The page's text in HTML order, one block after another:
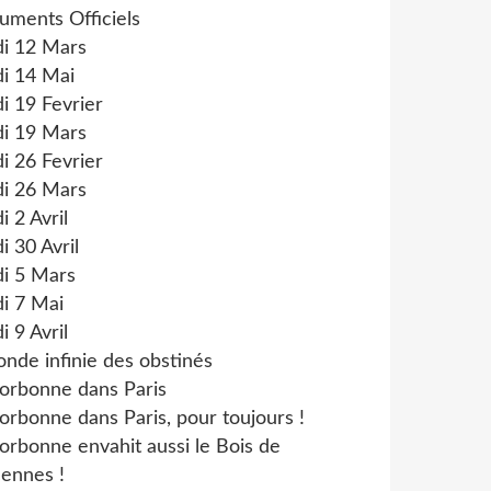
Officiels
12 Mars
14 Mai
19 Fevrier
19 Mars
26 Fevrier
26 Mars
2 Avril
30 Avril
5 Mars
7 Mai
9 Avril
infinie des obstinés
dans Paris
dans Paris, pour toujours !
envahit aussi le Bois de
!